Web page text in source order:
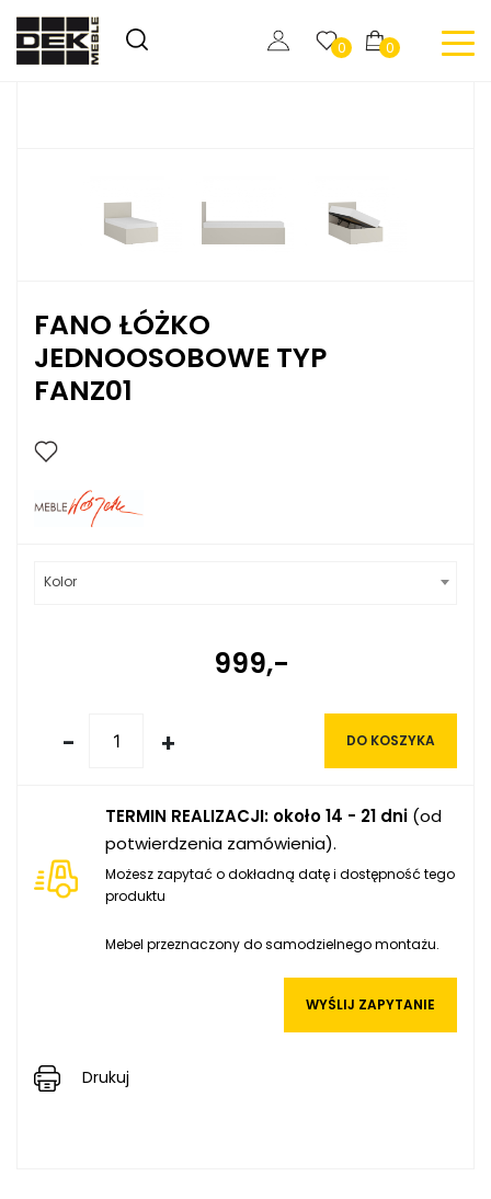
0 0
FANO ŁÓŻKO
JEDNOOSOBOWE TYP
FANZ01
Kolor
999,-
- + DO KOSZYKA
TERMIN REALIZACJI: około 14 - 21 dni (od
potwierdzenia zamówienia).
Możesz zapytać o dokładną datę i dostępność tego
produktu
Mebel przeznaczony do samodzielnego montażu.
WYŚLIJ ZAPYTANIE
Drukuj